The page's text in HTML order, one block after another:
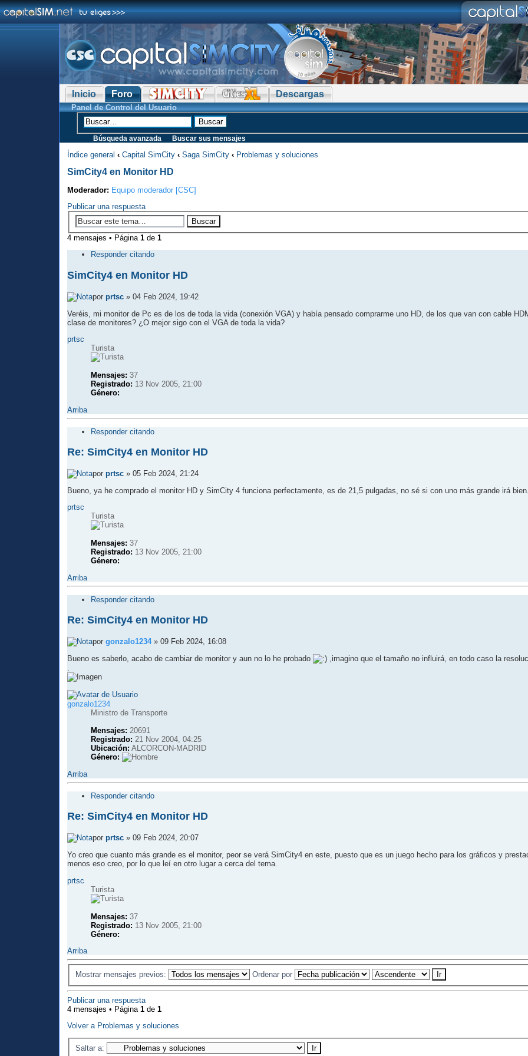
Inicio Foro Descargas
Panel de Control del Usuario
Búsqueda avanzada Buscar sus mensajes
Índice general ‹ Capital SimCity ‹ Saga SimCity ‹ Problemas y soluciones
SimCity4 en Monitor HD
Moderador: Equipo moderador [CSC]
Publicar una respuesta
4 mensajes • Página1 de1
Responder citando
SimCity4 en Monitor HD
porprtsc » 04 Feb 2024, 19:42
Veréis, mi monitor de Pc es de los de toda la vida (conexión VGA) y había pensado comprarme uno HD, de los que van con cable
clase de monitores? ¿O mejor sigo con el VGA de toda la vida?
prtsc
Turista
Mensajes: 37
Registrado: 13 Nov 2005, 21:00
Género:
Arriba
Responder citando
Re: SimCity4 en Monitor HD
porprtsc » 05 Feb 2024, 21:24
Bueno, ya he comprado el monitor HD y SimCity 4 funciona perfectamente, es de 21,5 pulgadas, no sé si con uno más grande irá
prtsc
Turista
Mensajes: 37
Registrado: 13 Nov 2005, 21:00
Género:
Arriba
Responder citando
Re: SimCity4 en Monitor HD
porgonzalo1234» 09 Feb 2024, 16:08
Bueno es saberlo, acabo de cambiar de monitor y aun no lo he probado
,imagino que el tamaño no influirá, en todo caso la
.
gonzalo1234
Ministro de Transporte
Mensajes: 20691
Registrado: 21 Nov 2004, 04:25
Ubicación: ALCORCON-MADRID
Género:
Arriba
Responder citando
Re: SimCity4 en Monitor HD
porprtsc » 09 Feb 2024, 20:07
Yo creo que cuanto más grande es el monitor, peor se verá SimCity4 en este, puesto que es un juego hecho para los gráficos y
menos eso creo, por lo que leí en otro lugar a cerca del tema.
prtsc
Turista
Mensajes: 37
Registrado: 13 Nov 2005, 21:00
Género:
Arriba
Mostrar mensajes previos: Ordenar por
Publicar una respuesta
4 mensajes • Página1 de1
Volver a Problemas y soluciones
Saltar a: